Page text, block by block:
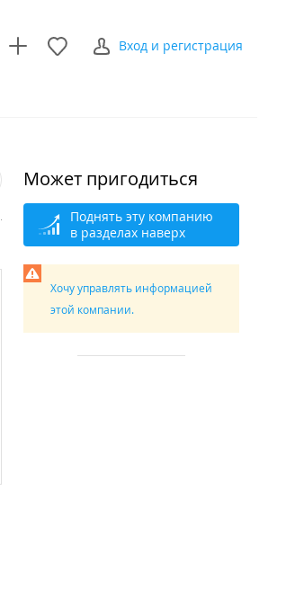
Вход и регистрация
Может пригодиться
Поднять эту компанию
в разделах наверх
Хочу управлять информацией
этой компании.